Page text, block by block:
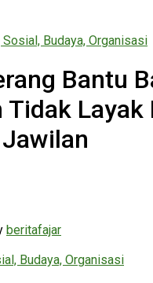
Sosial, Budaya, Organisasi
Bantu
Tidak Layak
beritafajar
Budaya, Organisasi